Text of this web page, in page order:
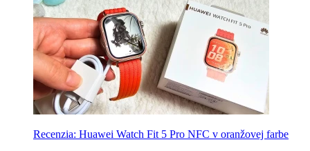
Recenzia: Huawei Watch Fit 5 Pro NFC v oranžovej farbe